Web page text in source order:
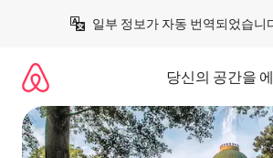
일부 정보가 자동 번역되었습니
당신의 공간을